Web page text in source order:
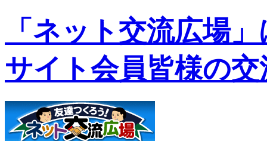
「ネット交流広場
サイト会員皆様の